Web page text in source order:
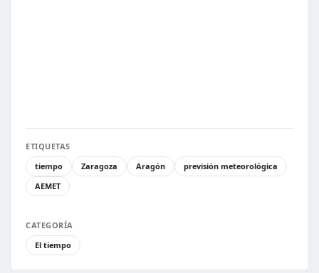
ETIQUETAS
tiempo
Zaragoza Aragón
previsión meteorológica
AEMET
CATEGORÍA
El tiempo